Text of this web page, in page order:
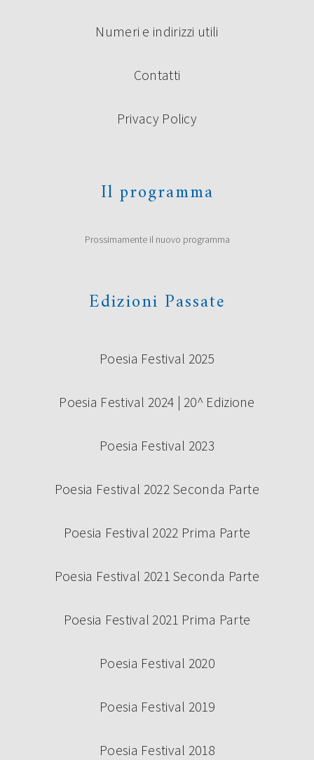
Numeri e indirizzi utili
Contatti
Privacy Policy
Il programma
Prossimamente il nuovo programma
Edizioni Passate
Poesia Festival 2025
Poesia Festival 2024 | 20^ Edizione
Poesia Festival 2023
Poesia Festival 2022 Seconda Parte
Poesia Festival 2022 Prima Parte
Poesia Festival 2021 Seconda Parte
Poesia Festival 2021 Prima Parte
Poesia Festival 2020
Poesia Festival 2019
Poesia Festival 2018